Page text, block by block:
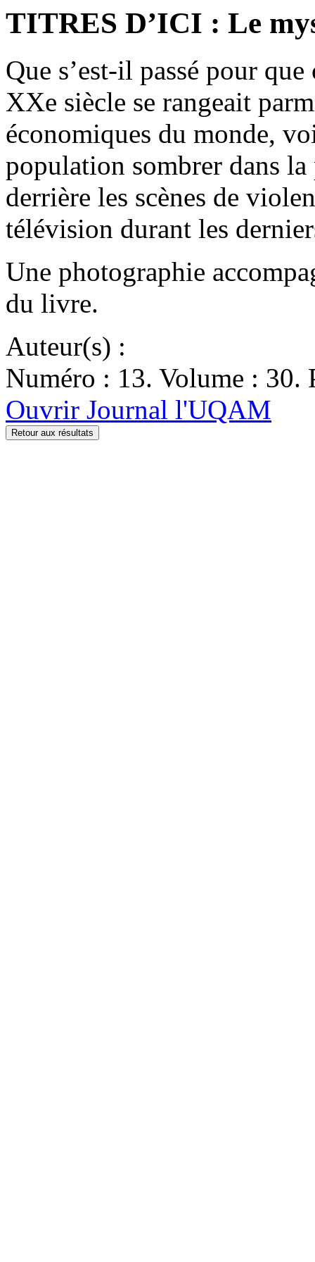
TITRES D’ICI : Le
Que s’est-il passé pour
XXe siècle se rangeait
économiques du monde,
population sombrer dans
derrière les scènes de
télévision durant les
Une photographie
du livre.
Auteur(s) :
Numéro : 13. Volume : 30.
Ouvrir Journal l'UQAM
Retour aux résultats